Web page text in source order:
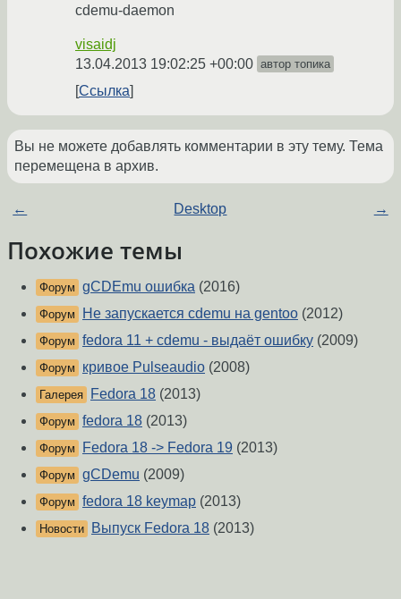
cdemu-daemon
visaidj
13.04.2013 19:02:25 +00:00 автор топика
Ссылка
Вы не можете добавлять комментарии в эту тему. Тема
перемещена в архив.
← Desktop →
Похожие темы
Форум gCDEmu ошибка (2016)
Форум Не запускается cdemu на gentoo (2012)
Форум fedora 11 + cdemu - выдаёт ошибку (2009)
Форум кривое Pulseaudio (2008)
Галерея Fedora 18 (2013)
Форум fedora 18 (2013)
Форум Fedora 18 -> Fedora 19 (2013)
Форум gCDemu (2009)
Форум fedora 18 keymap (2013)
Новости Выпуск Fedora 18 (2013)